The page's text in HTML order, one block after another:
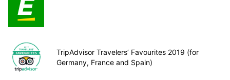
TripAdvisor Travelers’ Favourites 2019 (for
Germany, France and Spain)